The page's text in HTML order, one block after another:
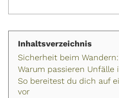
Inhaltsverzeichnis
Sicherheit beim
Warum passieren Unfälle
So bereitest du dich auf
vor